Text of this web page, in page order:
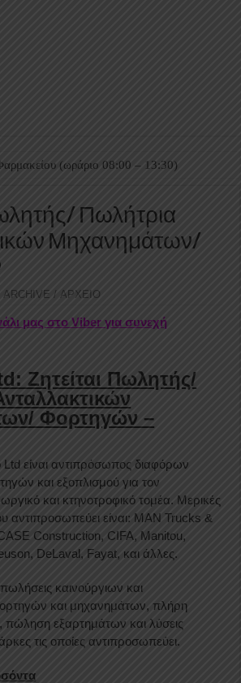
Πωλήτρια
Μηχανημάτων/
ARCHIVE / ΑΡΧΕΙΟ
μας στο Viber για συνεχή
Ζητείται Πωλητής/
Φορτηγών –
Ltd είναι αντιπρόσωπος διαφόρων
και εξοπλισμού για τον
και κτηνοτροφικό τομέα. Μερικές
αντιπροσωπεύει είναι: MAN Trucks &
Construction, CIFA, Manitou,
DeLaval, Fayat, και άλλες.
καινούργιων και
και μηχανημάτων, πλήρη
πώληση εξαρτημάτων και λύσεις
τις οποίες αντιπροσωπεύει.